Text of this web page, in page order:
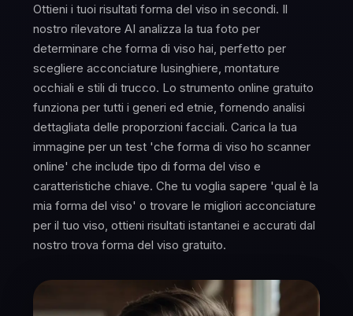
Ottieni i tuoi risultati forma del viso in secondi. Il
nostro rilevatore AI analizza la tua foto per
determinare che forma di viso hai, perfetto per
scegliere acconciature lusinghiere, montature
occhiali e stili di trucco. Lo strumento online gratuito
funziona per tutti i generi ed etnie, fornendo analisi
dettagliata delle proporzioni facciali. Carica la tua
immagine per un test 'che forma di viso ho scanner
online' che include tipo di forma del viso e
caratteristiche chiave. Che tu voglia sapere 'qual è la
mia forma del viso' o trovare le migliori acconciature
per il tuo viso, ottieni risultati istantanei e accurati dal
nostro trova forma del viso gratuito.